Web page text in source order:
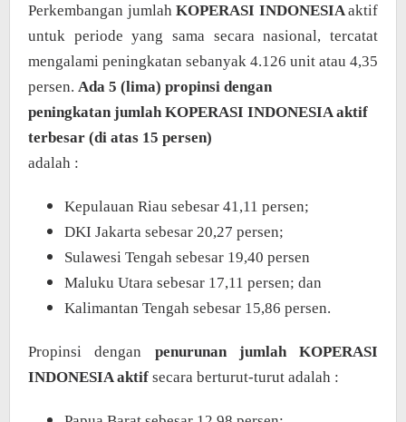
Perkembangan jumlah KOPERASI INDONESIA aktif
untuk periode yang sama secara nasional, tercatat
mengalami peningkatan sebanyak 4.126 unit atau 4,35
persen. Ada 5 (lima) propinsi dengan
peningkatan jumlah KOPERASI INDONESIA aktif
terbesar (di atas 15 persen)
adalah :
Kepulauan Riau sebesar 41,11 persen;
DKI Jakarta sebesar 20,27 persen;
Sulawesi Tengah sebesar 19,40 persen
Maluku Utara sebesar 17,11 persen; dan
Kalimantan Tengah sebesar 15,86 persen.
Propinsi dengan penurunan jumlah KOPERASI
INDONESIA aktif secara berturut-turut adalah :